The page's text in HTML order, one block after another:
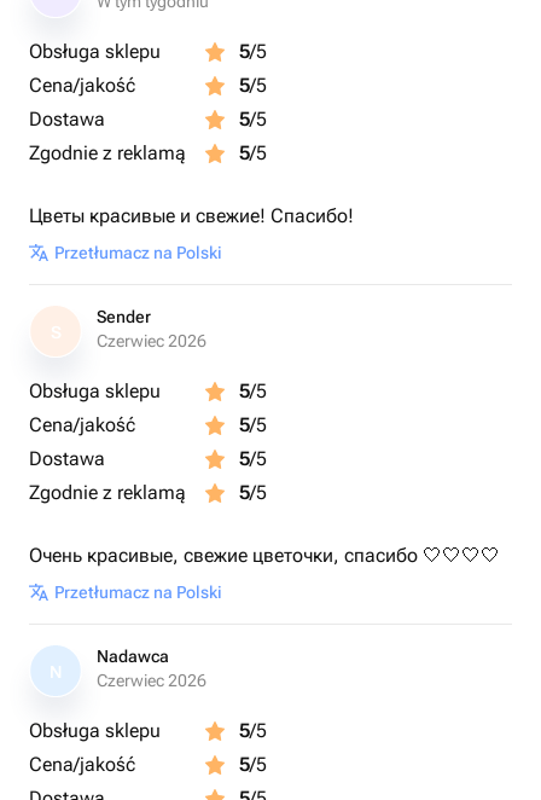
Obsługa sklepu 5/5
Cena/jakość
5/5
Dostawa
5/5
Zgodnie z reklamą
5/5
Цветы красивые и свежие! Спасибо!
Przetłumacz na Polski
S
Sender
Czerwiec 2026
Obsługa sklepu 5/5
Cena/jakość
5/5
Dostawa
5/5
Zgodnie z reklamą
5/5
Очень красивые, свежие цветочки, спасибо 🤍🤍🤍🤍
Przetłumacz na Polski
N
Nadawca
Czerwiec 2026
Obsługa sklepu 5/5
Cena/jakość
5/5